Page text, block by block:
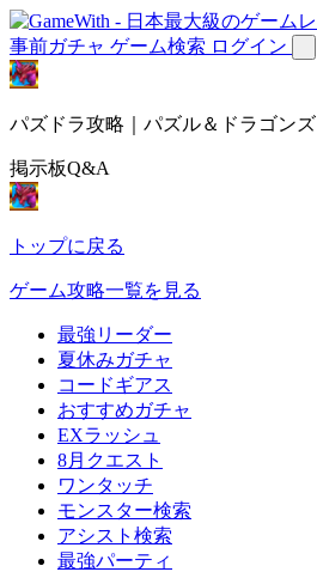
事前ガチャ ゲーム検索 ログイン
パズドラ攻略｜パズル＆ドラゴンズ
掲示板Q&A
トップに戻る
ゲーム攻略一覧を見る
最強リーダー
夏休みガチャ
コードギアス
おすすめガチャ
EXラッシュ
8月クエスト
ワンタッチ
モンスター検索
アシスト検索
最強パーティ